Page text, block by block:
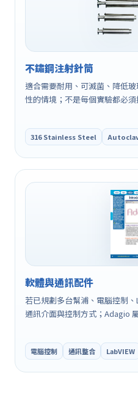
不鏽鋼注射針筒
適合需要耐用、可滅菌、降低
性的情境；不是每個實驗都必須
316 Stainless Steel
軟體與通訊配件
若已規劃多台幫浦、電腦控制
通訊介面與控制方式；Adagio
電腦控制 通訊整合 LabVIEW